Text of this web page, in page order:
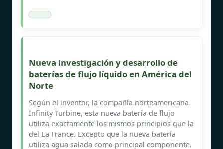
Nueva investigación y desarrollo de
baterías de flujo líquido en América del
Norte
Según el inventor, la compañía norteamericana
Infinity Turbine, esta nueva batería de flujo
utiliza exactamente los mismos principios que la
del La France. Excepto que la nueva batería
utiliza agua salada como principal componente.